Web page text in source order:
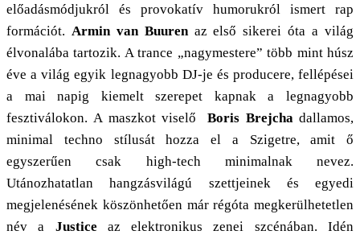
előadásmódjukról és provokatív humorukról ismert rap
formációt. Armin van Buurenaz első sikerei óta a világ
élvonalába tartozik. A trance „nagymestere” több mint húsz
éve a világ egyik legnagyobb DJ-je és producere, fellépései
a mai napig kiemelt szerepet kapnak a legnagyobb
fesztiválokon. A maszkot viselőBoris Brejcha dallamos,
minimal techno stílusát hozza el a Szigetre, amit ő
egyszerűen csak high-tech minimalnak nevez.
Utánozhatatlan hangzásvilágú szettjeinek és egyedi
megjelenésének köszönhetően már régóta megkerülhetetlen
név a Justice az elektronikus zenei szcénában. Idén